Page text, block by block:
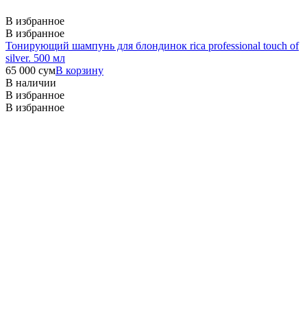
В избранное
В избранное
Тонирующий шампунь для блондинок rica professional touch of
silver. 500 мл
65 000 сумВ корзину
В наличии
В избранное
В избранное